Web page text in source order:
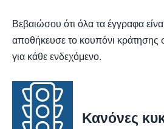
Βεβαιώσου ότι όλα τα έγγραφα
αποθήκευσε το κουπόνι κράτησης
για κάθε ενδεχόμενο.
Κανόνες